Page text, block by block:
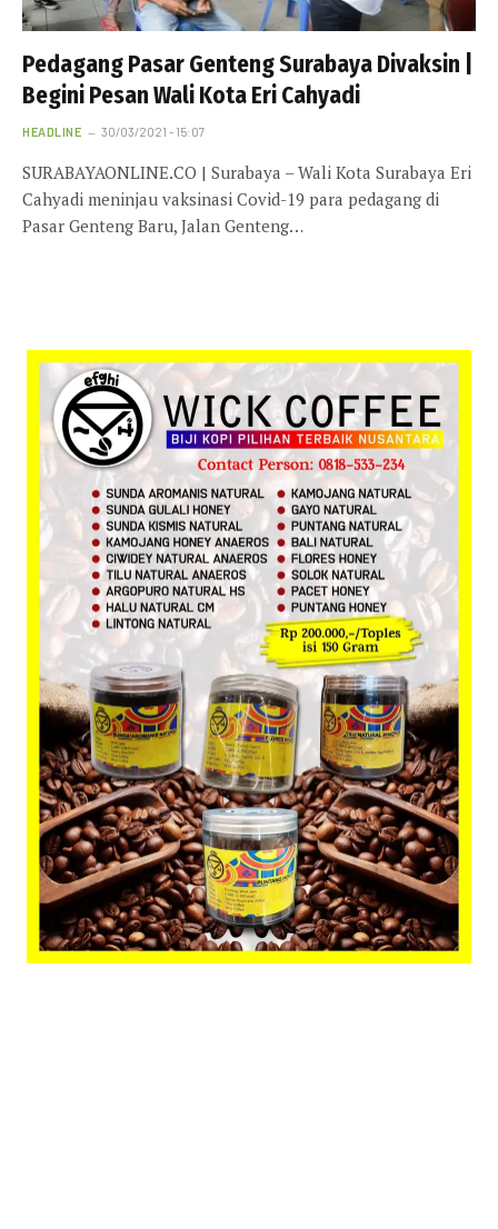
Pedagang Pasar Genteng Surabaya Divaksin |
Begini Pesan Wali Kota Eri Cahyadi
HEADLINE 30/03/2021 - 15:07
SURABAYAONLINE.CO | Surabaya – Wali Kota Surabaya Eri
Cahyadi meninjau vaksinasi Covid-19 para pedagang di
Pasar Genteng Baru, Jalan Genteng…